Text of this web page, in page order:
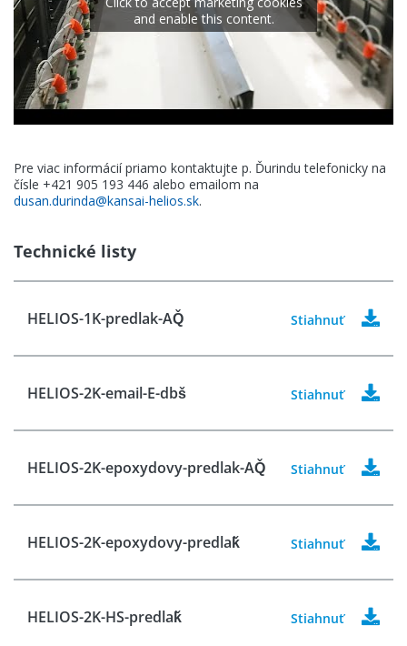
and enable this content.
Pre viac informácií priamo kontaktujte p. Ďurindu telefonicky na
čísle +421 905 193 446 alebo emailom na
dusan.durinda@kansai-helios.sk.
Technické listy
HELIOS-1K-predlak-AQ̌ Stiahnuť
HELIOS-2K-email-E-dbš Stiahnuť
HELIOS-2K-epoxydovy-predlak-AQ̌ Stiahnuť
HELIOS-2K-epoxydovy-predlaǩ Stiahnuť
HELIOS-2K-HS-predlaǩ Stiahnuť